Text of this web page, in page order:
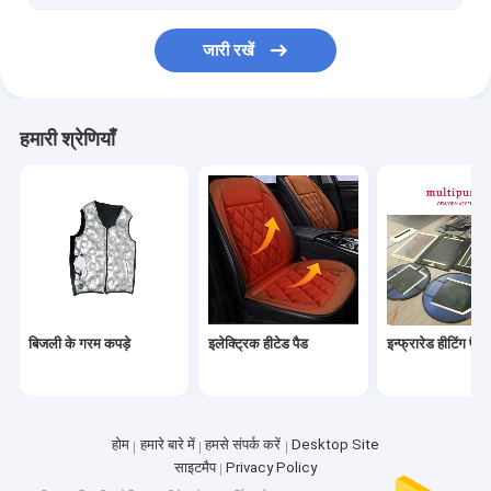
हाथ गर्म करने वाला
खाद्य हीटिंग बैग
गरम आंखों का आवरण
हीटिंग और कूलिंग गद्दे पैड
गोल्फ हीटिंग पैड
शिशु हीटिंग पैड
जारी रखें
हमारी श्रेणियाँ
बिजली के गरम कपड़े इलेक्ट्रिक हीटेड पैड इन्फ्रारेड हीटिंग
होम हमारे बारे में हमसे संपर्क करें
Desktop Site
साइटमैप
Privacy Policy